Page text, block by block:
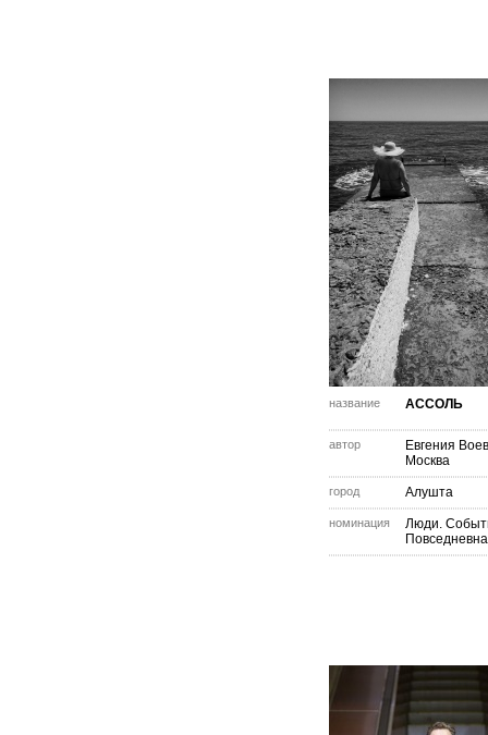
название АССОЛЬ
автор
Евгения
Москва
город Алушта
номинация
Люди.